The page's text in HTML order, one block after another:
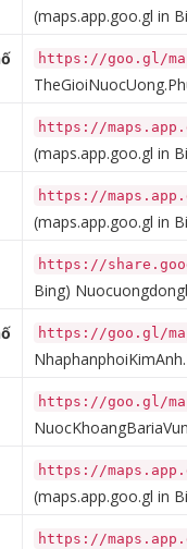
(maps.app.goo.gl in
https://goo.gl/
https://
(maps.app.goo.gl in
https://
(maps.app.goo.gl in
https://
Bing)
https://goo.gl/
https://goo.gl/
https://
(maps.app.goo.gl in
https://